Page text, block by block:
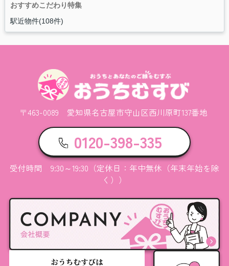
おすすめこだわり特集
駅近物件(108件)
〒463-0089 愛知県名古屋市守山区西川原町137番地
0120-398-335
受付時間 9:30～19:30（定休日：年中無休（年末年始を除
く））